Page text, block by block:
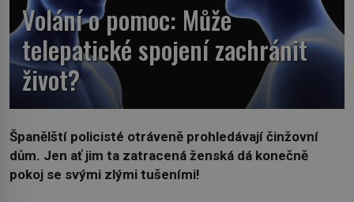
Volání o pomoc: Může
telepatické spojení zachránit
život?
Španělští policisté otráveně prohledávají činžovní
dům. Jen ať jim ta zatracená ženská dá konečně
pokoj se svými zlými tušeními!